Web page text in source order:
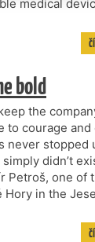
medical
bold
the
to courage
never stopped
didn’t
Petroš, one of
Hory in the